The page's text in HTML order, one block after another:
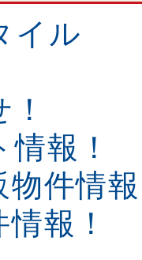
イル
情報！
物件情
報！